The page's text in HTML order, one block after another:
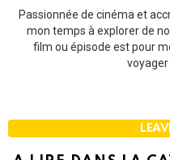
Passionnée de cinéma et
mon temps à explorer de
film ou épisode est pour
voyager